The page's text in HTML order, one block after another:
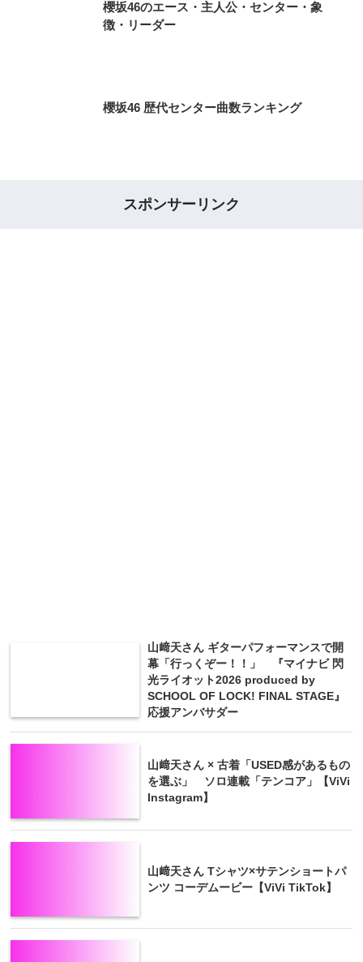
櫻坂46のエース・主人公・センター・象
徴・リーダー
櫻坂46 歴代センター曲数ランキング
スポンサーリンク
山﨑天さん ギターパフォーマンスで開
幕「行っくぞー！！」 『マイナビ 閃
光ライオット2026 produced by
SCHOOL OF LOCK! FINAL STAGE』
応援アンバサダー
山﨑天さん × 古着「USED感があるもの
を選ぶ」 ソロ連載「テンコア」【ViVi
Instagram】
山﨑天さん Tシャツ×サテンショートパ
ンツ コーデムービー【ViVi TikTok】